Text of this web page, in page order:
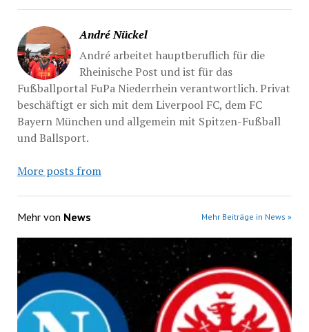
André Nückel
André arbeitet hauptberuflich für die
Rheinische Post und ist für das
Fußballportal FuPa Niederrhein verantwortlich. Privat
beschäftigt er sich mit dem Liverpool FC, dem FC
Bayern München und allgemein mit Spitzen-Fußball
und Ballsport.
More posts from
Mehr von News Mehr Beiträge in News »